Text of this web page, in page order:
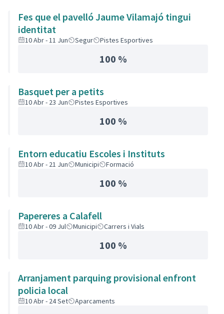
Fes que el pavelló Jaume Vilamajó tingui
identitat
10 Abr - 11 Jun Segur Pistes Esportives
100 %
Basquet per a petits
10 Abr - 23 Jun Pistes Esportives
100 %
Entorn educatiu Escoles i Instituts
10 Abr - 21 Jun Municipi Formació
100 %
Papereres a Calafell
10 Abr - 09 Jul Municipi Carrers i Vials
100 %
Arranjament parquing provisional enfront
policia local
10 Abr - 24 Set Aparcaments